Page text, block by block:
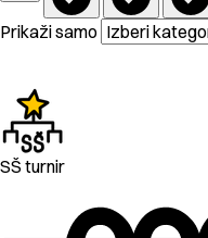
Prikaži samo
SŠ turnir